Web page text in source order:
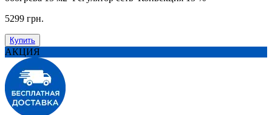
5299 грн.
Купить
АКЦИЯ